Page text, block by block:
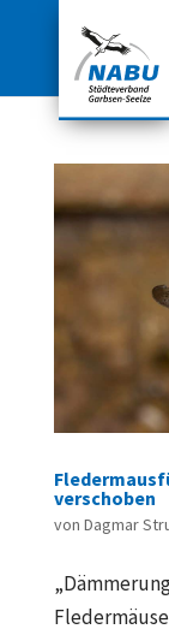
verschoben
von Dagmar